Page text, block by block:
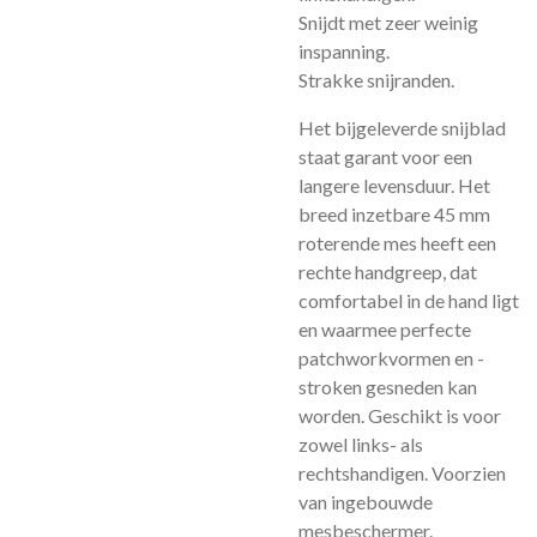
Snijdt met zeer weinig
inspanning.
Strakke snijranden.
Het bijgeleverde snijblad
staat garant voor een
langere levensduur. Het
breed inzetbare 45 mm
roterende mes heeft een
rechte handgreep, dat
comfortabel in de hand ligt
en waarmee perfecte
patchworkvormen en -
stroken gesneden kan
worden. Geschikt is voor
zowel links- als
rechtshandigen. Voorzien
van ingebouwde
mesbeschermer.